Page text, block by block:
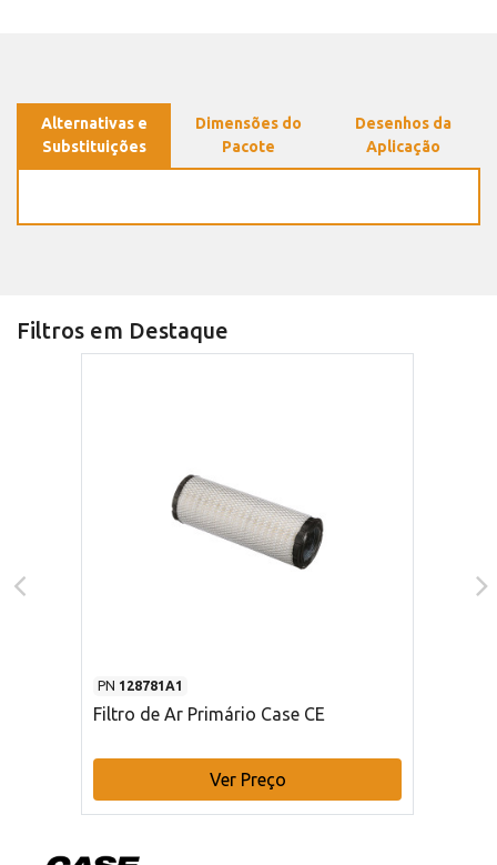
Alternativas e
Substituições
Dimensões do
Pacote
Desenhos da
Aplicação
Filtros em Destaque
PN 128781A1
Filtro de Ar Primário Case CE
Ver Preço